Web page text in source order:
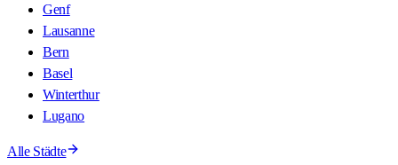
Genf
Lausanne
Bern
Basel
Winterthur
Lugano
Alle Städte